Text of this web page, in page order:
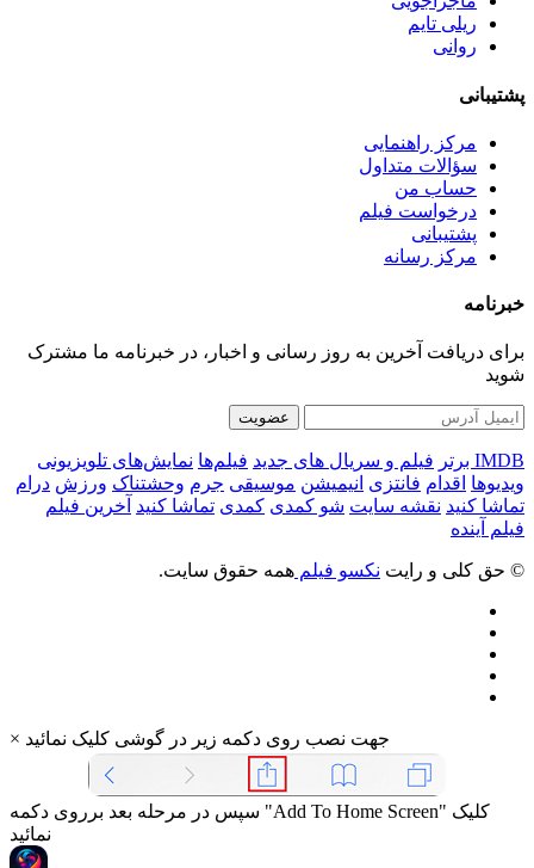
ریلی تایم
روانی
پشتیبانی
مرکز راهنمایی
سؤالات متداول
حساب من
درخواست فیلم
پشتیبانی
مرکز رسانه
خبرنامه
برای دریافت آخرین به روز رسانی و اخبار، در خبرنامه ما مشترک
شوید
عضویت
IMDB برتر فیلم و سریال های جدید فیلم‌ها نمایش‌های تلویزیونی
ویدیوها اقدام فانتزی انیمیشن موسیقی جرم وحشتناک ورزش درام
تماشا کنید نقشه سایت شو کمدی کمدی تماشا کنید آخرین فیلم
فیلم آینده
© حق کلی و رایت نکسو فیلم همه حقوق سایت.
× جهت نصب روی دکمه زیر در گوشی کلیک نمائید
سپس در مرحله بعد برروی دکمه "Add To Home Screen" کلیک
نمائید